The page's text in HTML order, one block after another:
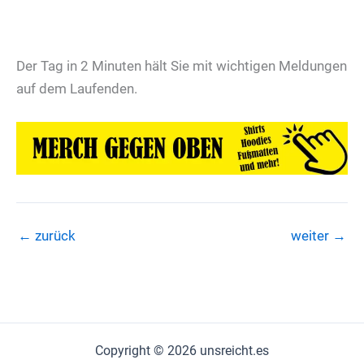
Der Tag in 2 Minuten hält Sie mit wichtigen Meldungen
auf dem Laufenden.
← zurück weiter →
Copyright © 2026 unsreicht.es